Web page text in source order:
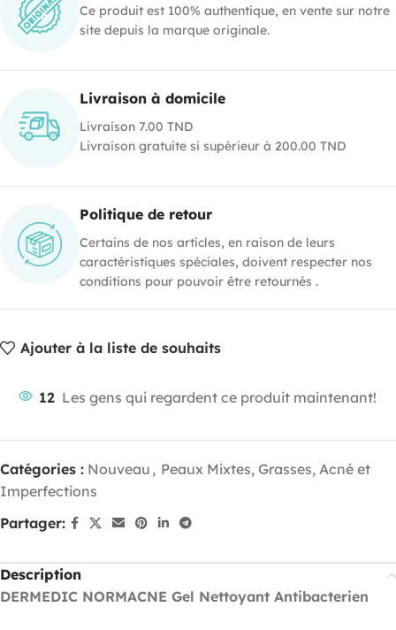
Ce produit est 100% authentique, en vente sur notre
site depuis la marque originale.
Livraison à domicile
Livraison 7.00 TND
Livraison gratuite si supérieur à 200.00 TND
Politique de retour
Certains de nos articles, en raison de leurs
caractéristiques spéciales, doivent respecter nos
conditions pour pouvoir être retournés .
Ajouter à la liste de souhaits
12 Les gens qui regardent ce produit maintenant!
Catégories : Nouveau , Peaux Mixtes, Grasses, Acné et
Imperfections
Partager:
Description
DERMEDIC NORMACNE Gel Nettoyant Antibacterien